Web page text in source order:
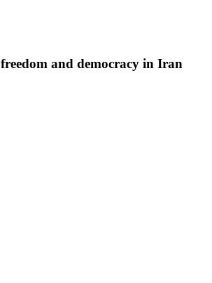
freedom and democracy in Iran